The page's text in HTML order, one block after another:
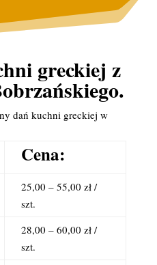
greckiej z
dań kuchni greckiej w
Cena:
25,00 – 55,00 zł /
szt.
28,00 – 60,00 zł /
szt.